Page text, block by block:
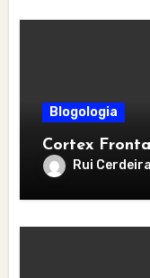
Blogologia
Cortex
Rui